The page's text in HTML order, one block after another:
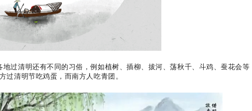
地过清明还有不同的习俗，例如植树、插柳、拔河、荡秋千、斗鸡、蚕花会等
过清明节吃鸡蛋，而南方人吃青团。